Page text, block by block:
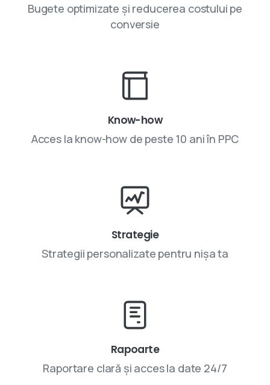
Bugete optimizate și reducerea costului pe
conversie
Know-how
Acces la know-how de peste 10 ani în PPC
Strategie
Strategii personalizate pentru nișa ta
Rapoarte
Raportare clară și acces la date 24/7